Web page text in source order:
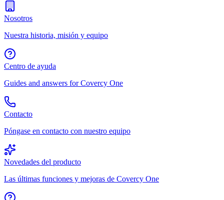
Nosotros
Nuestra historia, misión y equipo
Centro de ayuda
Guides and answers for Covercy One
Contacto
Póngase en contacto con nuestro equipo
Novedades del producto
Las últimas funciones y mejoras de Covercy One